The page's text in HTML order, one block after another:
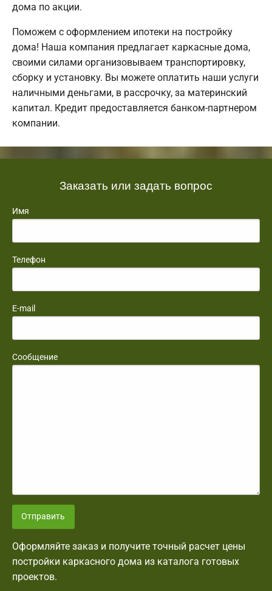
дома по акции.
Поможем с оформлением ипотеки на постройку
дома! Наша компания предлагает каркасные дома,
своими силами организовываем транспортировку,
сборку и установку. Вы можете оплатить наши услуги
наличными деньгами, в рассрочку, за материнский
капитал. Кредит предоставляется банком-партнером
компании.
Заказать или задать вопрос
Имя
Телефон
E-mail
Сообщение
Отправить
Оформляйте заказ и получите точный расчет цены
постройки каркасного дома из каталога готовых
проектов.